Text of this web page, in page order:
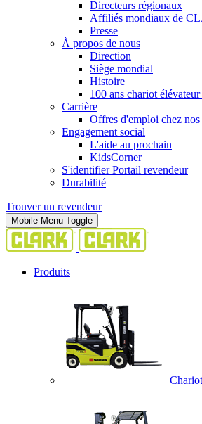
Directeurs régionaux
Affiliés mondiaux de
Presse
À propos de nous
Direction
Siège mondial
Histoire
100 ans chariot
Carrière
Offres d'emploi chez
Engagement social
L'aide au prochain
KidsCorner
S'identifier Portail revendeur
Durabilité
Trouver un revendeur
Mobile Menu Toggle
Produits